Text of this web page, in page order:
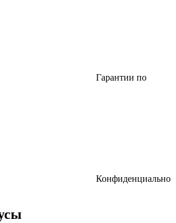
Гарантии по
Конфиденциально